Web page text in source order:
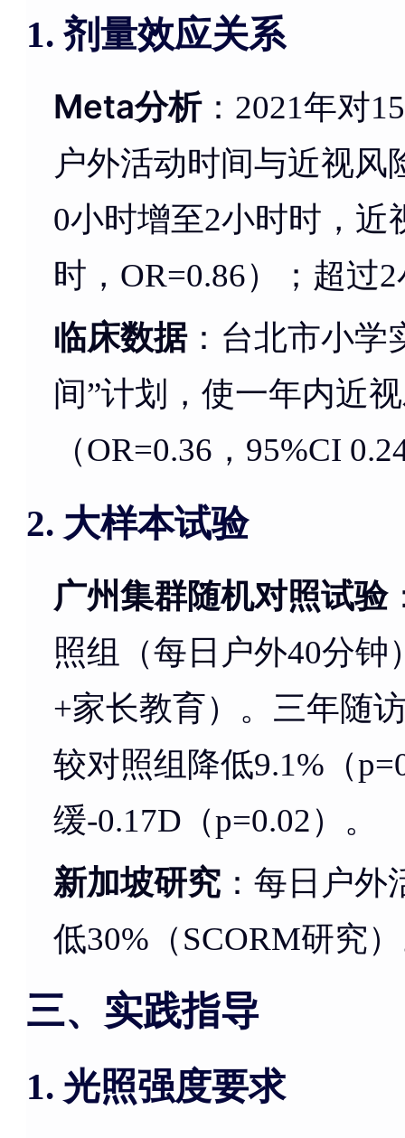
1. 剂量效应关系
Meta分析：2021年对
户外活动时间与近视
0小时增至2小时时，
时，OR=0.86）；超过
临床数据：台北市小学
间”计划，使一年内近
（OR=0.36，95%CI
2. 大样本试验
广州集群随机对照试验
照组（每日户外40分
+家长教育）。三年随
较对照组降低9.1%（
缓-0.17D（p=0.02）。
新加坡研究 ：每日户
低30%（SCORM研究
三、实践指导
1. 光照强度要求